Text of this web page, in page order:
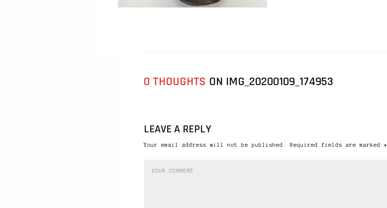
0 THOUGHTS ON IMG_20200109_174953
LEAVE A REPLY
Your email address will not be published. Required fields are marked *